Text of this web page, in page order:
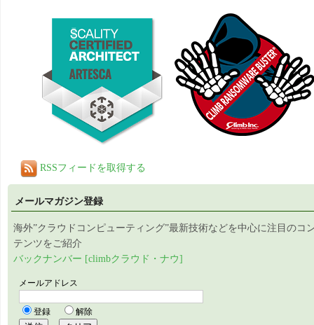
RSSフィードを取得する
メールマガジン登録
海外”クラウドコンピューティング”最新技術などを中心に注目のコ
テンツをご紹介
バックナンバー [climbクラウド・ナウ]